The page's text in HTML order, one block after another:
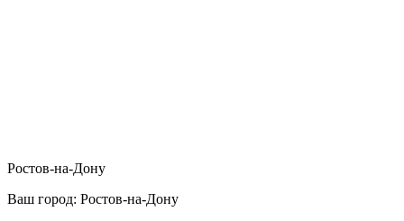
Ростов-на-Дону
Ваш город: Ростов-на-Дону